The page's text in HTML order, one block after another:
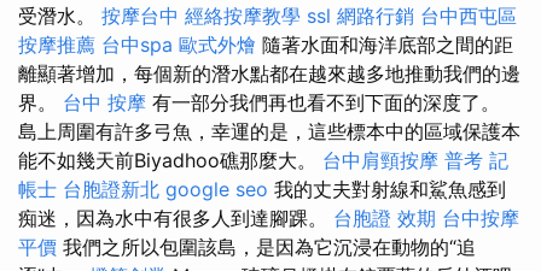
受潛水。 按摩台中 經絡按摩教學 ssl 網路行銷 台中西屯區
按摩推薦 台中spa 歐式外燴 隨著水面和海洋底部之間的距
離顯著增加，每個新的潛水點都在越來越多地推動我們的邊
界。 台中 按摩 有一部分我們再也看不到下面的深度了。
島上周圍有許多弓魚，幸運的是，這些標本中的區域保護本
能不如幾天前Biyadhoo礁那麼大。 台中肩頸按摩 普考 記
帳士 台胞證新北 google seo 我的丈夫對射線和鯊魚感到
痴迷，因為水中有很多人到達腳踝。 台胞證 效期 台中按摩
平價 我們之所以包圍該島，是因為它沉浸在動物的“追